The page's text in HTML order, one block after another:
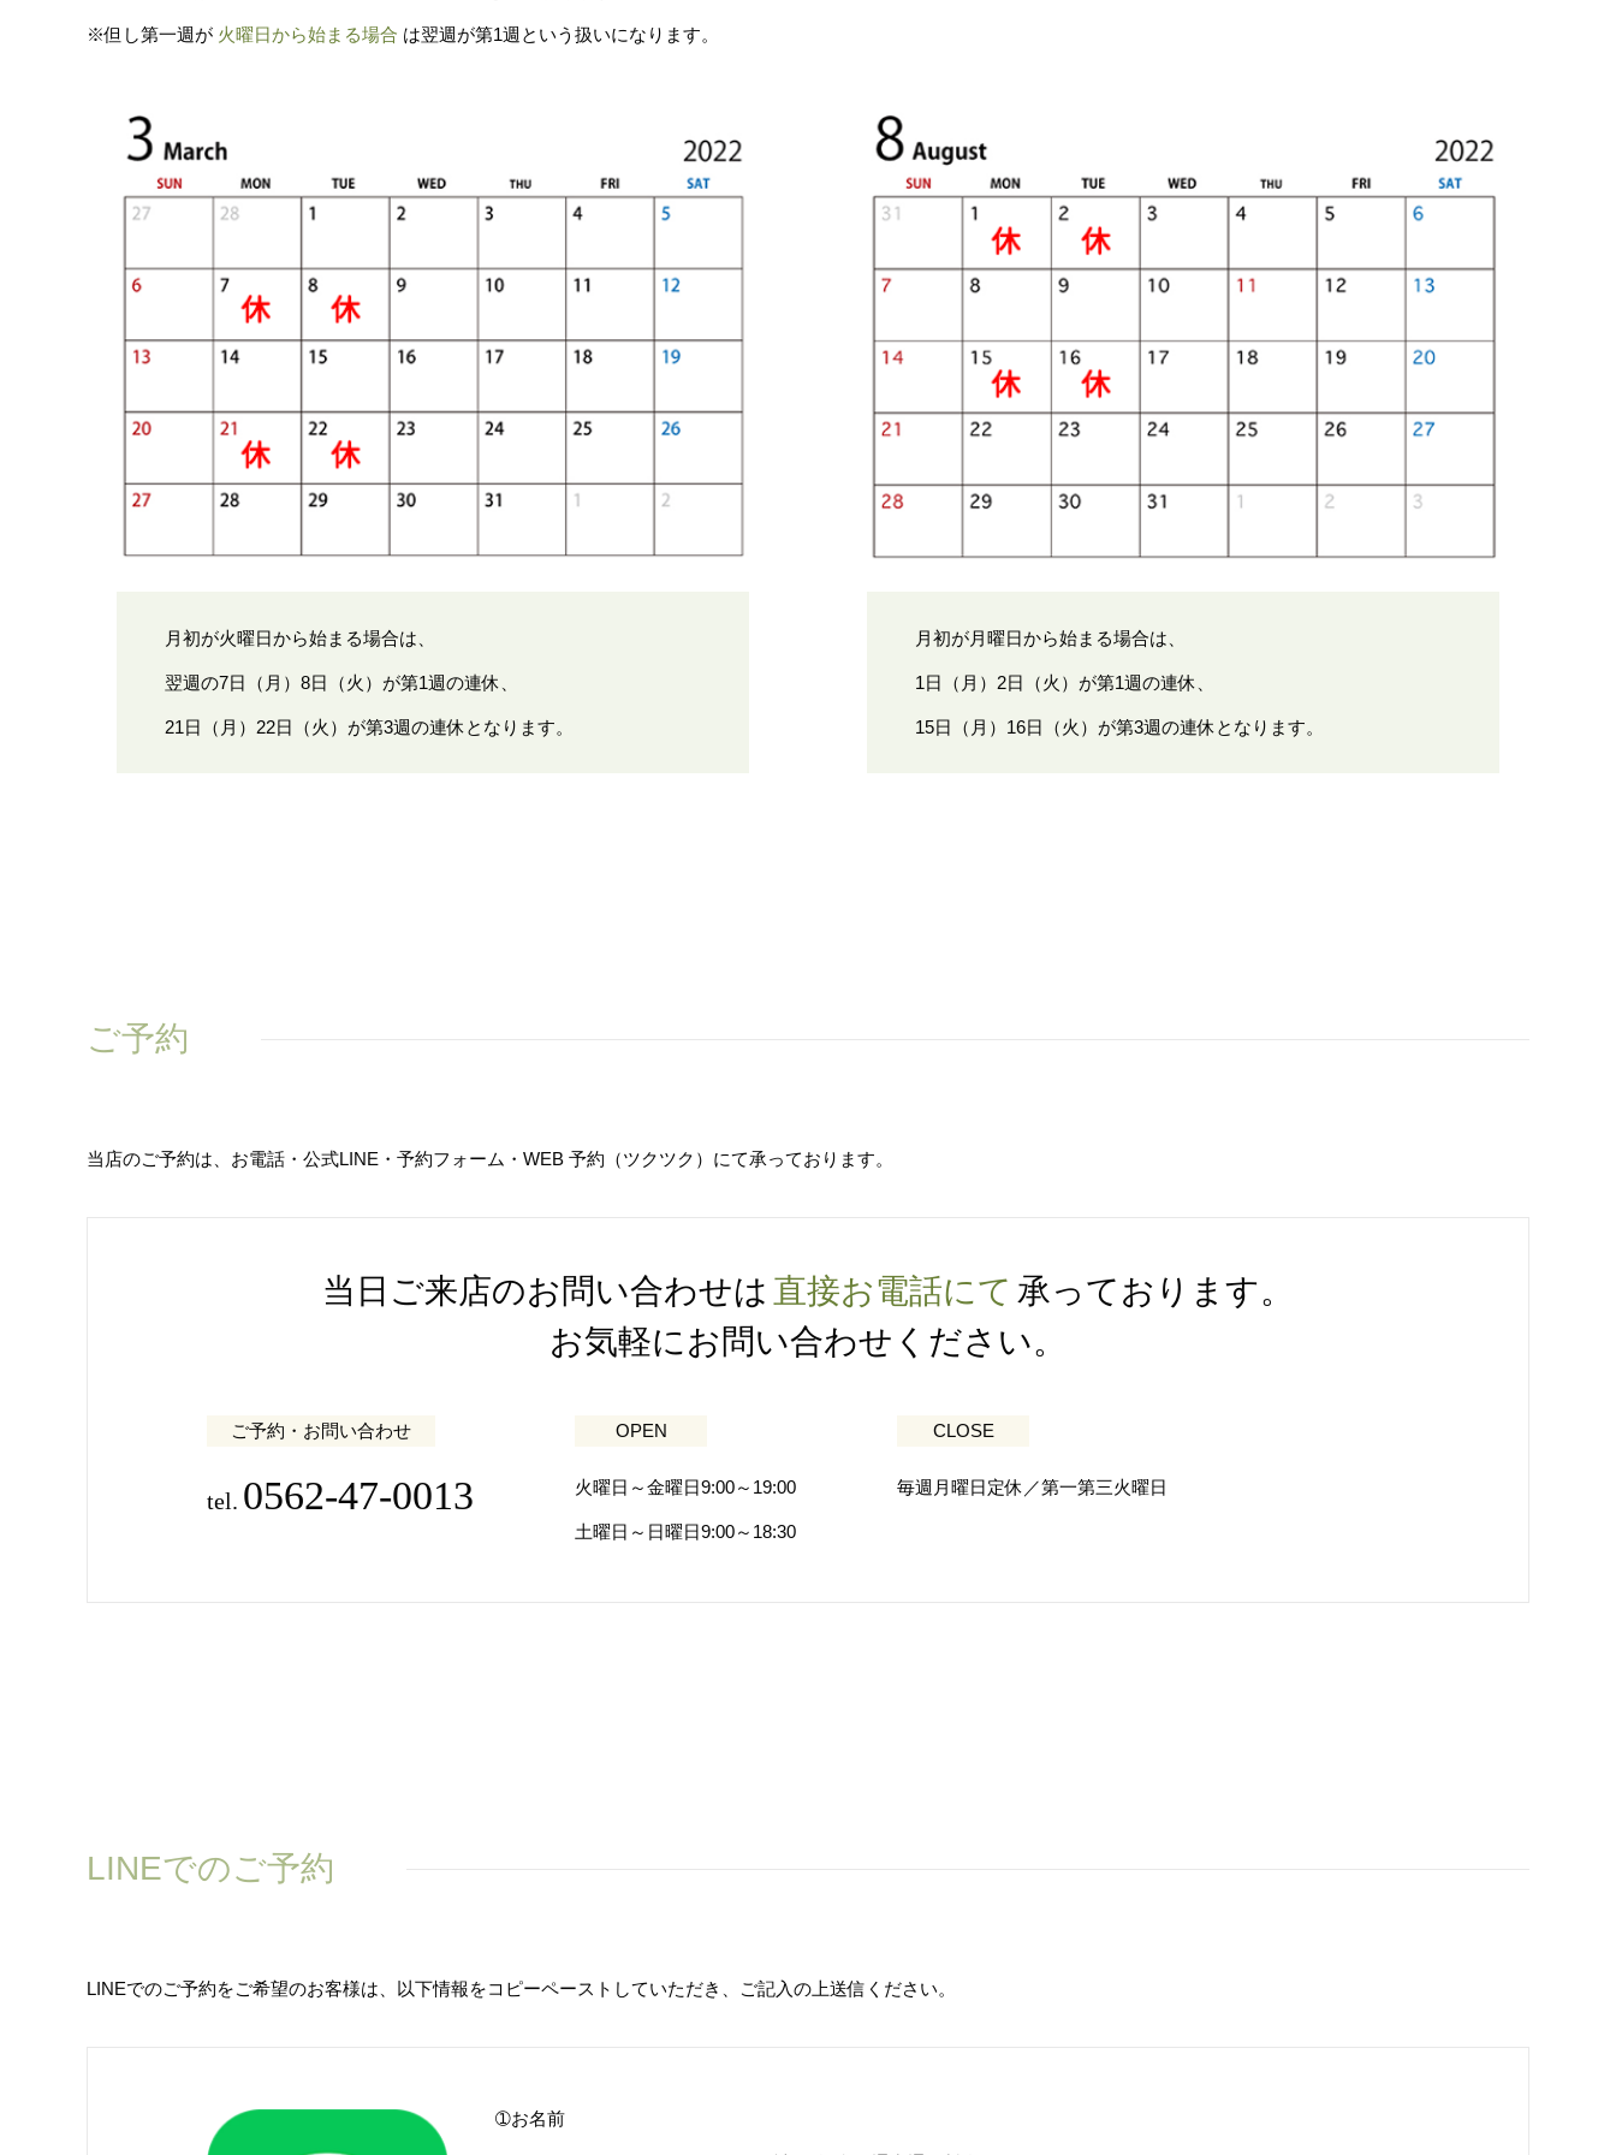
※但し第一週が 火曜日から始まる場合 は翌週が第1週という扱いになります。
月初が火曜日から始まる場合は、
翌週の7日（月）8日（火）が第1週の連休、
21日（月）22日（火）が第3週の連休となります。
月初が月曜日から始まる場合は、
1日（月）2日（火）が第1週の連休、
15日（月）16日（火）が第3週の連休となります。
ご予約
当店のご予約は、お電話・公式LINE・予約フォーム・WEB 予約（ツクツク）にて承っております。
当日ご来店のお問い合わせは 直接お電話にて 承っております。
お気軽にお問い合わせください。
ご予約・お問い合わせ
tel. 0562-47-0013
OPEN
火曜日～金曜日9:00～19:00
土曜日～日曜日9:00～18:30
CLOSE
毎週月曜日定休／第一第三火曜日
LINEでのご予約
LINEでのご予約をご希望のお客様は、以下情報をコピーペーストしていただき、ご記入の上送信ください。
➀お名前